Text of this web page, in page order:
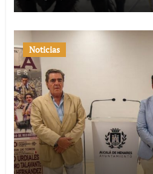
Noticias